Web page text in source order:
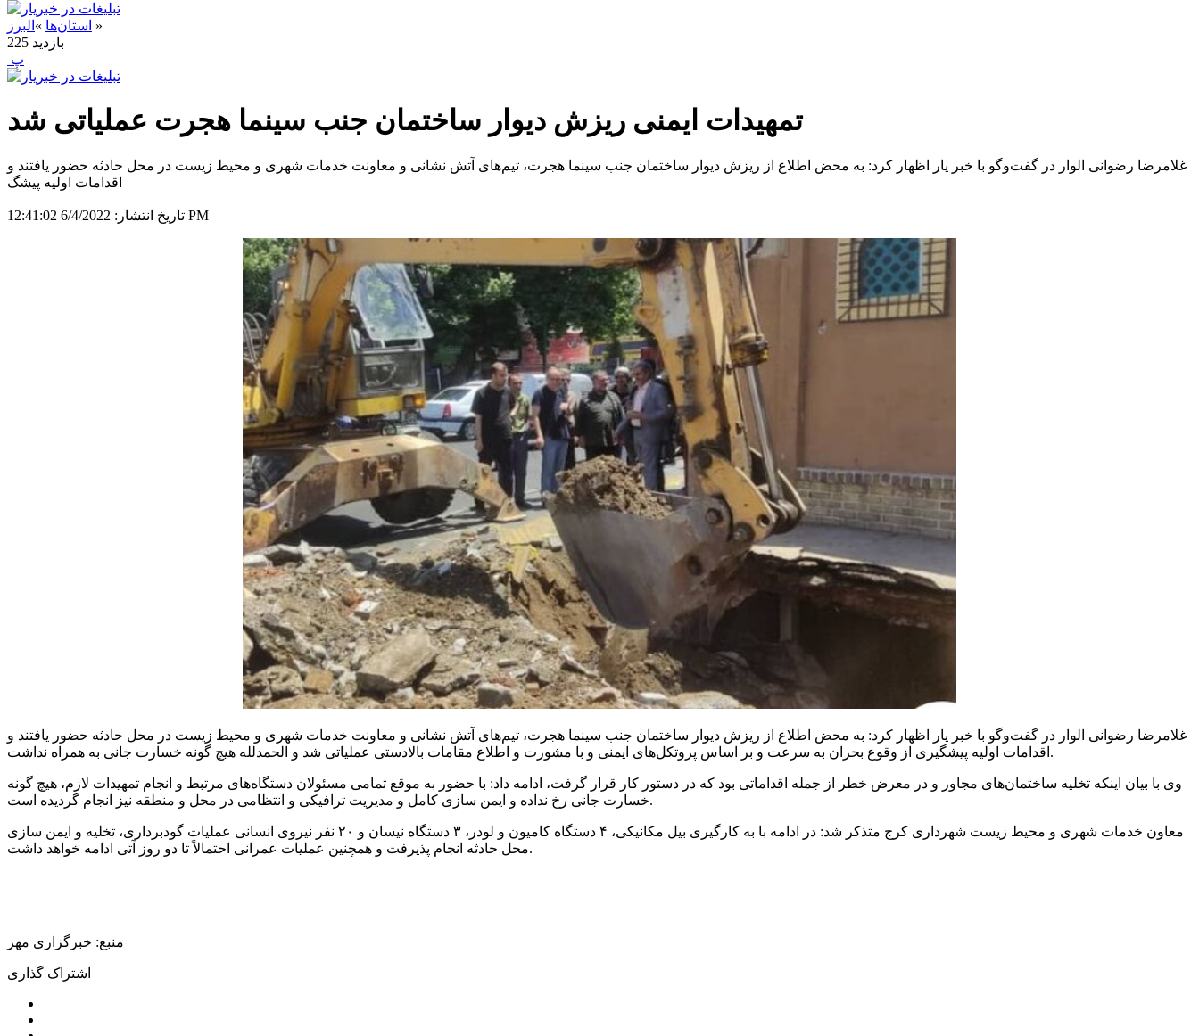
استان‌ها » البرز
»
225 بازدید
‍ پ
تمهیدات ایمنی ریزش دیوار ساختمان جنب سینما هجرت عملیاتی شد
غلامرضا رضوانی الوار در گفت‌وگو با خبر یار اظهار کرد: به محض اطلاع از ریزش دیوار ساختمان جنب سینما هجرت، تیم‌های آتش نشانی و معاونت خدمات شهری و محیط زیست در محل حادثه حضور یافتند و
اقدامات اولیه پیشگ
تاریخ انتشار: 6/4/2022 12:41:02 PM
غلامرضا رضوانی الوار در گفت‌وگو با خبر یار اظهار کرد: به محض اطلاع از ریزش دیوار ساختمان جنب سینما هجرت، تیم‌های آتش نشانی و معاونت خدمات شهری و محیط زیست در محل حادثه حضور یافتند و
اقدامات اولیه پیشگیری از وقوع بحران به سرعت و بر اساس پروتکل‌های ایمنی و با مشورت و اطلاع مقامات بالادستی عملیاتی شد و الحمدلله هیچ گونه خسارت جانی به همراه نداشت.
وی با بیان اینکه تخلیه ساختمان‌های مجاور و در معرض خطر از جمله اقداماتی بود که در دستور کار قرار گرفت، ادامه داد: با حضور به موقع تمامی مسئولان دستگاه‌های مرتبط و انجام تمهیدات لازم، هیچ گونه
خسارت جانی رخ نداده و ایمن سازی کامل و مدیریت ترافیکی و انتظامی در محل و منطقه نیز انجام گردیده است.
معاون خدمات شهری و محیط زیست شهرداری کرج متذکر شد: در ادامه با به کارگیری
بیل مکانیکی، ۴ دستگاه کامیون و لودر، ۳ دستگاه نیسان و ۲۰ نفر نیروی انسانی عملیات گودبرداری، تخلیه و ایمن سازی
محل حادثه انجام پذیرفت و همچنین عملیات عمرانی احتمالاً تا دو روز آتی ادامه خواهد داشت.
منبع: خبرگزاری مهر
اشتراک گذاری